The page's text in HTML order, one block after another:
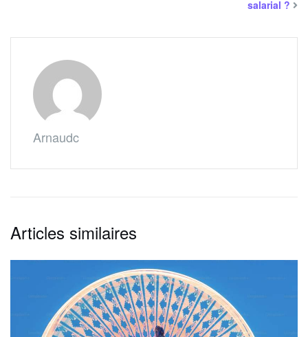
salarial ?
Arnaudc
Articles similaires